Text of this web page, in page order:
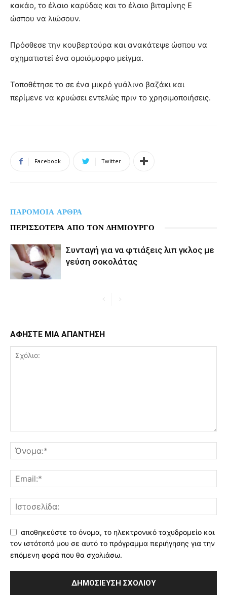
κακάο, το έλαιο καρύδας και το έλαιο βιταμίνης Ε
ώσπου να λιώσουν.
Πρόσθεσε την κουβερτούρα και ανακάτεψε ώσπου να
σχηματιστεί ένα ομοιόμορφο μείγμα.
Τοποθέτησε το σε ένα μικρό γυάλινο βαζάκι και
περίμενε να κρυώσει εντελώς πριν το χρησιμοποιήσεις.
Facebook Twitter
ΠΑΡΟΜΟΙΑ ΑΡΘΡΑ
ΠΕΡΙΣΣΟΤΕΡΑ ΑΠΟ ΤΟΝ ΔΗΜΙΟΥΡΓΟ
Συνταγή για να φτιάξεις λιπ γκλος με
γεύση σοκολάτας
ΑΦΗΣΤΕ ΜΙΑ ΑΠΑΝΤΗΣΗ
αποθηκεύστε το όνομα, το ηλεκτρονικό ταχυδρομείο και
τον ιστότοπό μου σε αυτό το πρόγραμμα περιήγησης για την
επόμενη φορά που θα σχολιάσω.